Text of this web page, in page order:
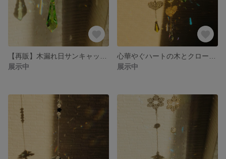
展示中
展示中